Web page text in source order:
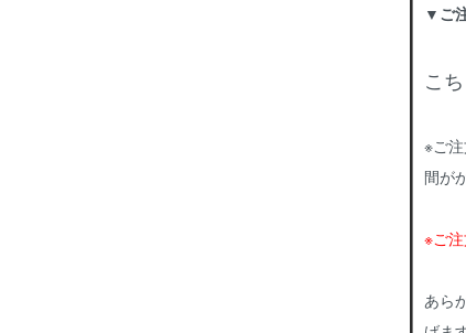
▼ご
こ
※ご
間が
※ご
あら